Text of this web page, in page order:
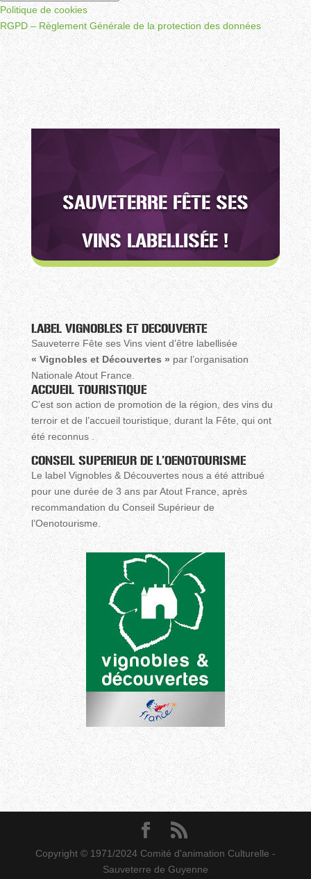
Politique de cookies
RGPD – Règlement Générale de la protection des données
SAUVETERRE FÊTE SES
VINS LABELLISÉE !
LABEL VIGNOBLES ET DECOUVERTE
Sauveterre Fête ses Vins vient d’être labellisée
« Vignobles et Découvertes »par l’organisation
Nationale Atout France.
ACCUEIL TOURISTIQUE
C’est son action de promotion de la région, des vins du
terroir et de l’accueil touristique, durant la Fête, qui ont
été reconnus .
CONSEIL SUPERIEUR DE L’OENOTOURISME
Le label Vignobles & Découvertes nous a été attribué
pour une durée de 3 ans par Atout France, après
recommandation du Conseil Supérieur de
l’Oenotourisme.
Copyright © 1971/2024 Comité d'animation Culturelle -
Sauveterre de Guyenne